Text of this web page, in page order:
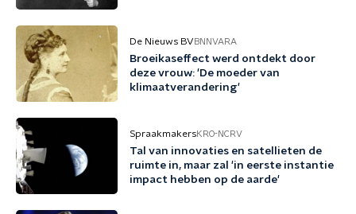
De Nieuws BV BNNVARA
Broeikaseffect werd ontdekt door
deze vrouw: 'De moeder van
klimaatverandering'
SpraakmakersKRO-NCRV
Tal van innovaties en satellieten de
ruimte in, maar zal 'in eerste instantie
impact hebben op de aarde'